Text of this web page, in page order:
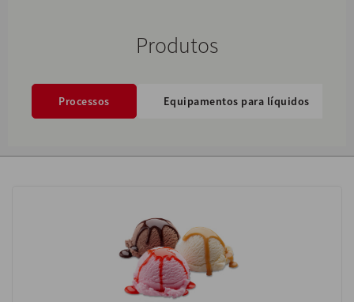
Produtos
Processos Equipamentos para líquidos